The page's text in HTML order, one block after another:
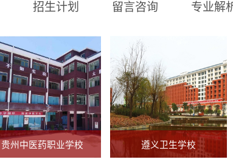
招生计划 留言咨询 专业解
贵州中医药职业学校 遵义卫生学校